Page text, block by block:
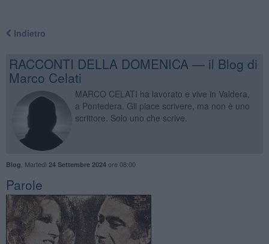
Indietro
RACCONTI DELLA DOMENICA — il Blog di
Marco Celati
MARCO CELATI ha lavorato e vive in Valdera,
a Pontedera. Gli piace scrivere, ma non è uno
scrittore. Solo uno che scrive.
Blog Martedì 24 Settembre 2024ore 08:00
Parole